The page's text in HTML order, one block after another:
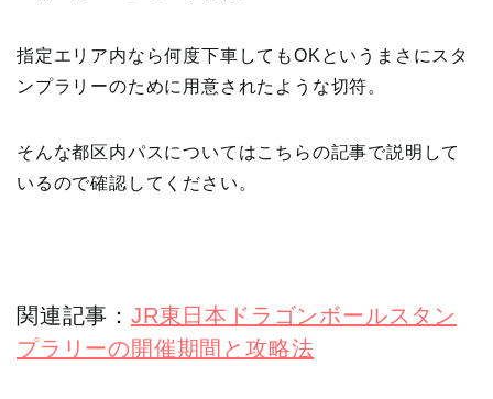
指定エリア内なら何度下車してもOKというまさにスタ
ンプラリーのために用意されたような切符。
そんな都区内パスについてはこちらの記事で説明して
いるので確認してください。
関連記事： JR東日本ドラゴンボールスタン
プラリーの開催期間と攻略法